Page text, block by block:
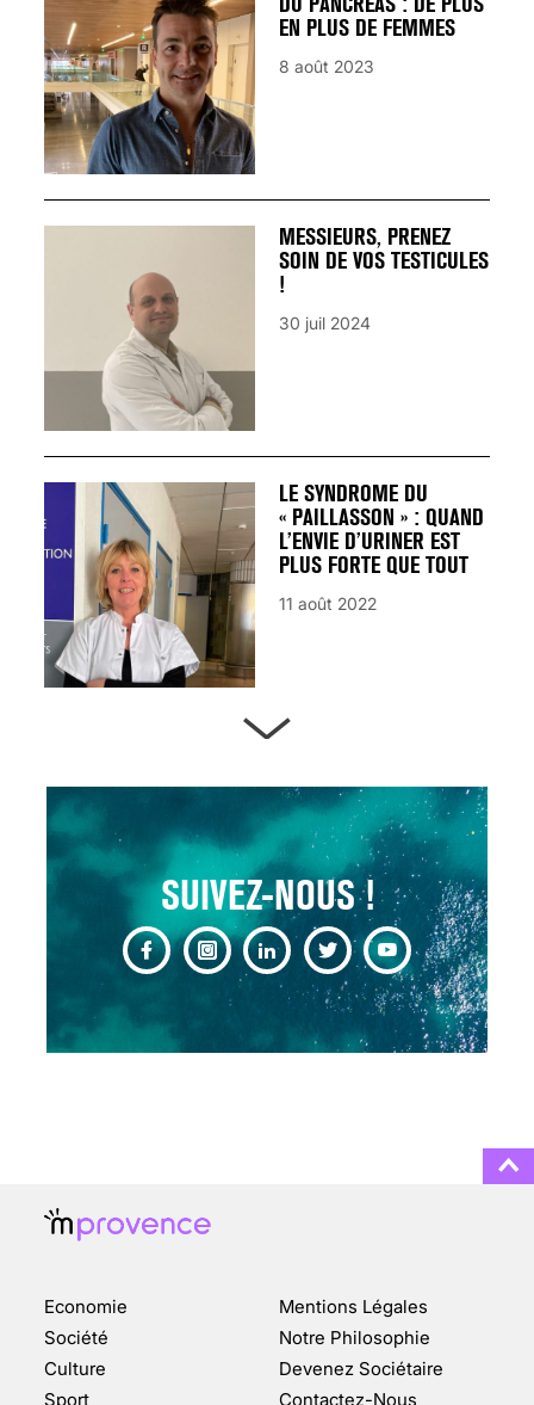
SUIVEZ-NOUS !
EN PLUS DE FEMMES
8 août 2023
MESSIEURS, PRENEZ
SOIN DE VOS TESTICULES
!
30 juil 2024
LE SYNDROME DU
« PAILLASSON » : QUAND
L’ENVIE D’URINER EST
PLUS FORTE QUE TOUT
11 août 2022
13 août 2024
CHANGEMENT DE SEXE :
DES DEMANDES
TOUJOURS PLUS
FAIT SURFACE À
MARSEILLE (1/5)
10 jan 2022
Economie
Société
Culture
Sport
Mentions Légales
Notre Philosophie
Devenez Sociétaire
Contactez-Nous